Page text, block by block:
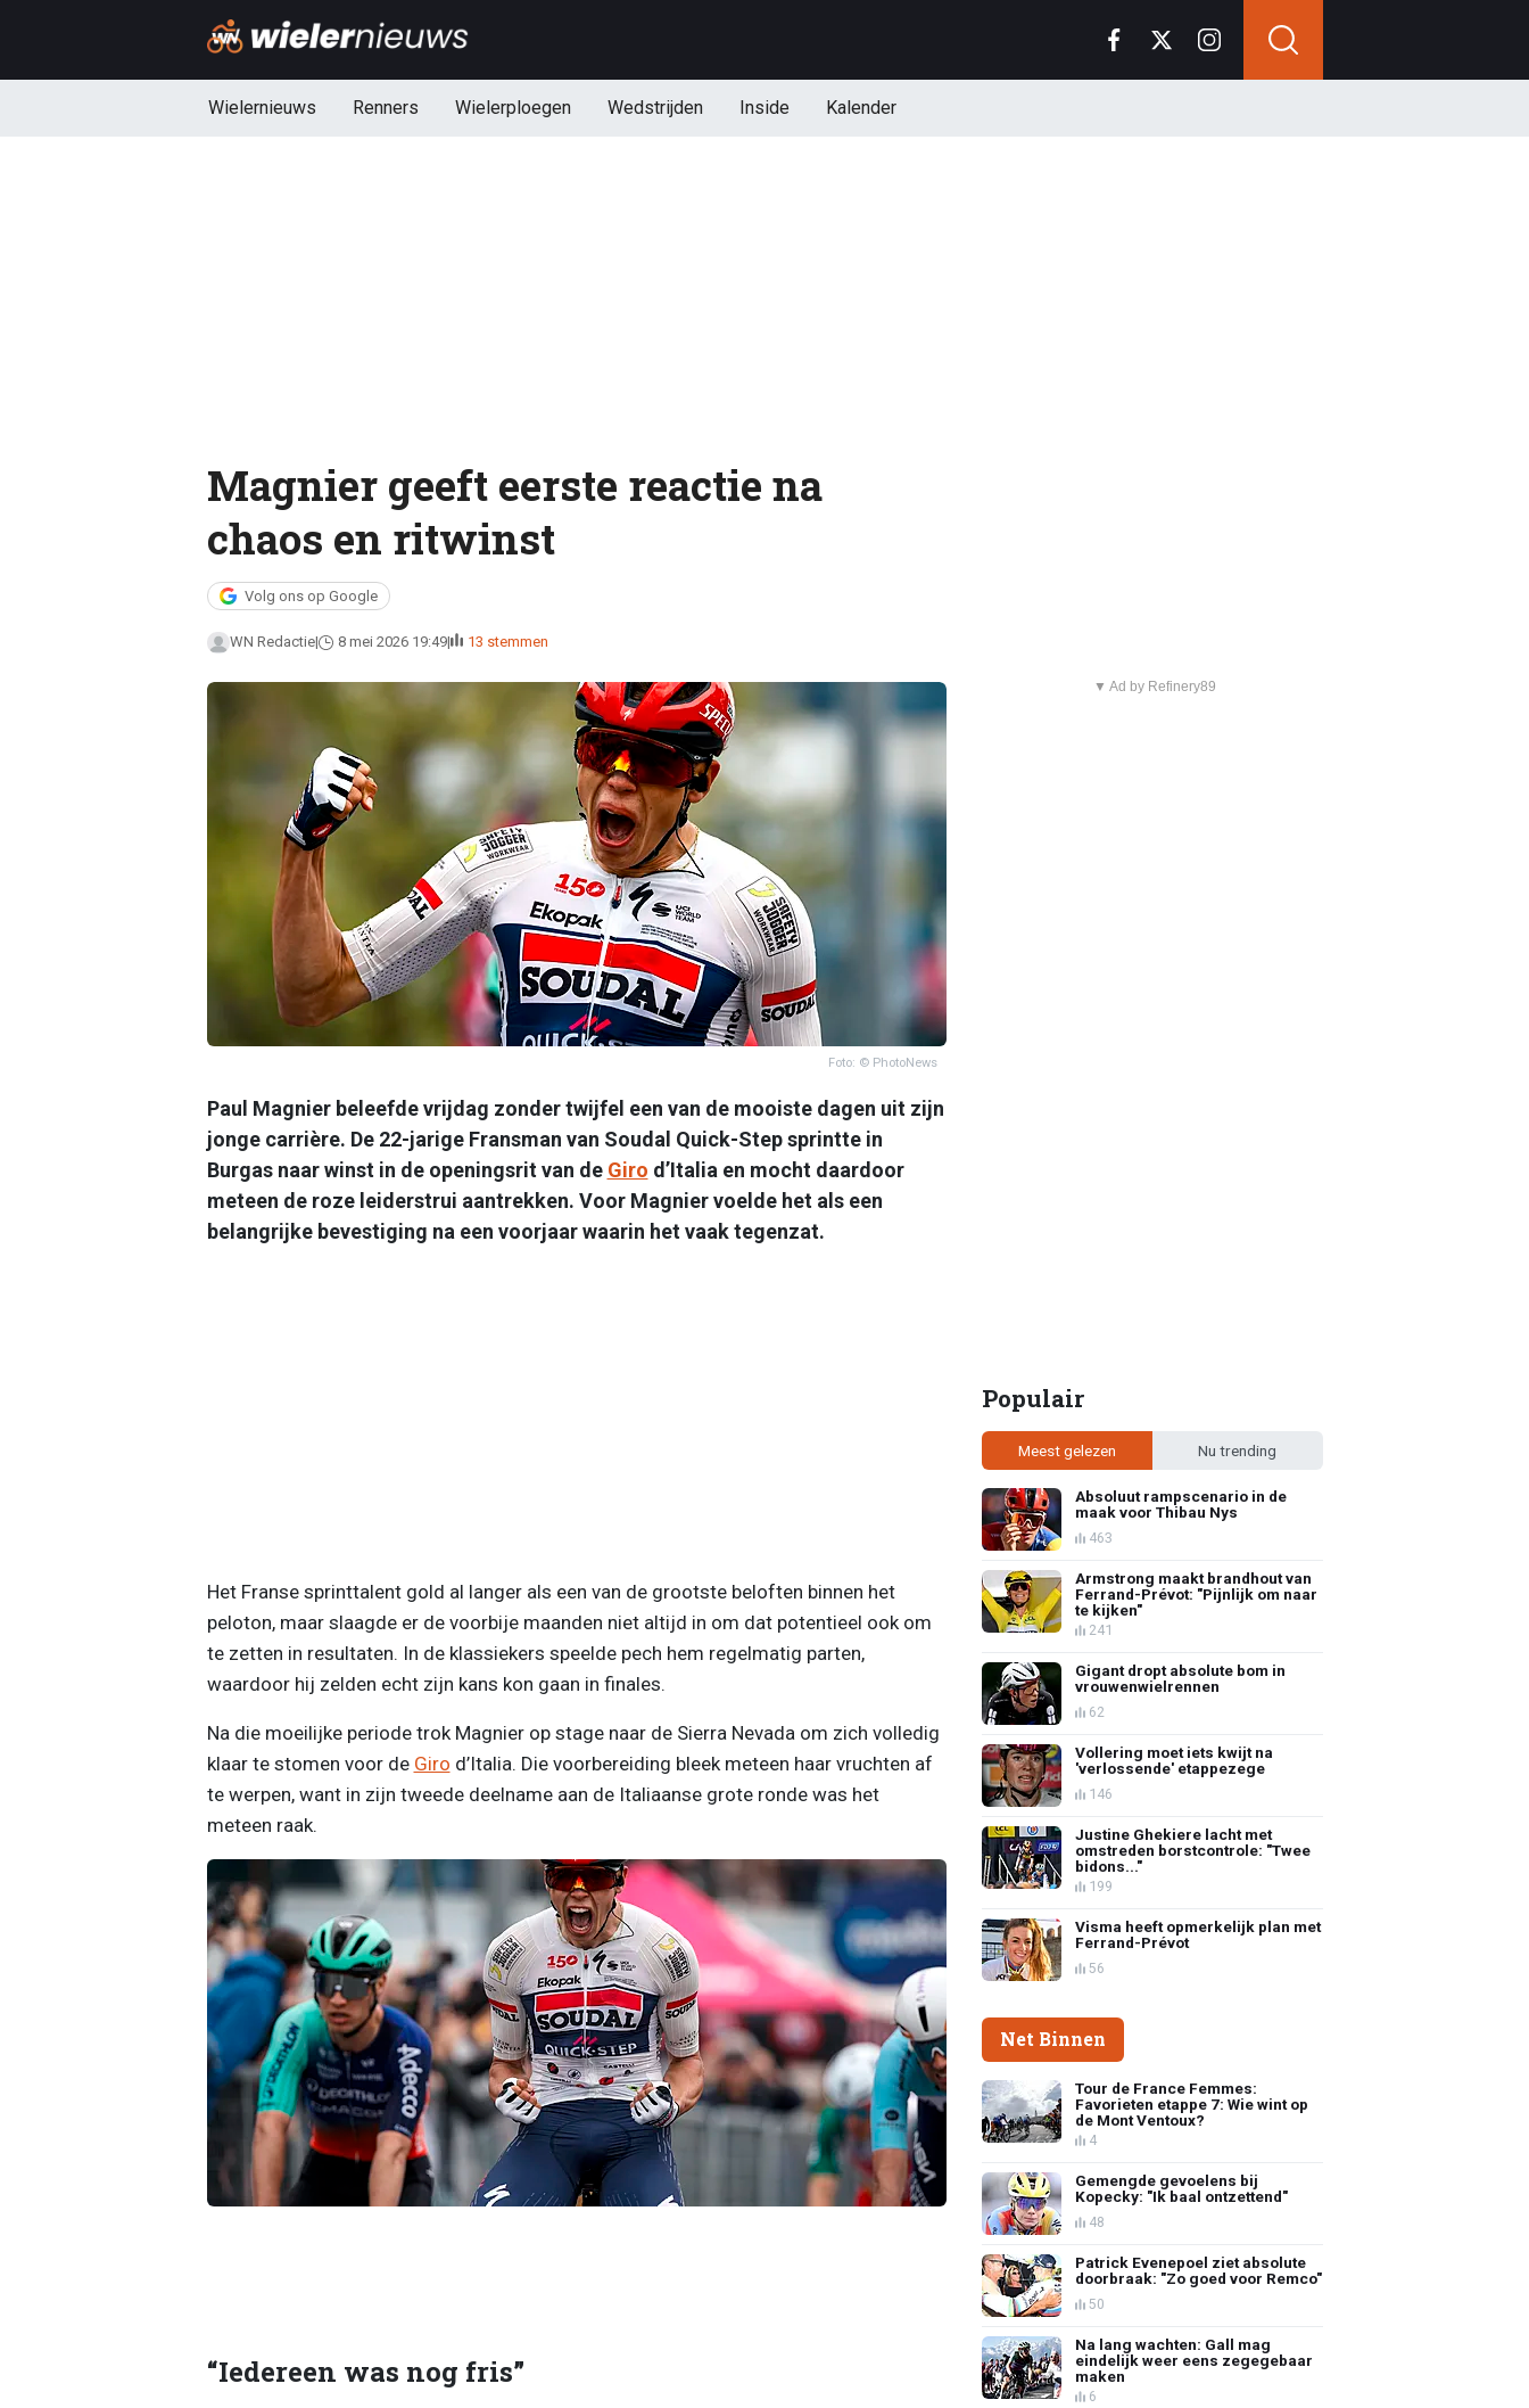
Wielernieuws Renners Wielerploegen Wedstrijden Inside Kalender
Magnier geeft eerste reactie na
chaos en ritwinst
Volg ons op Google
WN Redactie 8 mei 2026 19:49 13 stemmen
Foto: © PhotoNews
Paul Magnier beleefde vrijdag zonder twijfel een van de mooiste dagen uit zijn
jonge carrière. De 22-jarige Fransman van Soudal Quick-Step sprintte in
Burgas naar winst in de openingsrit van de Giro d’Italia en mocht daardoor
meteen de roze leiderstrui aantrekken. Voor Magnier voelde het als een
belangrijke bevestiging na een voorjaar waarin het vaak tegenzat.
Het Franse sprinttalent gold al langer als een van de grootste beloften binnen het
peloton, maar slaagde er de voorbije maanden niet altijd in om dat potentieel ook om
te zetten in resultaten. In de klassiekers speelde pech hem regelmatig parten,
waardoor hij zelden echt zijn kans kon gaan in finales.
Na die moeilijke periode trok Magnier op stage naar de Sierra Nevada om zich volledig
klaar te stomen voor de Giro d’Italia. Die voorbereiding bleek meteen haar vruchten af
te werpen, want in zijn tweede deelname aan de Italiaanse grote ronde was het
meteen raak.
“Iedereen was nog fris”
▼ Ad by Refinery89
Populair
Meest gelezen Nu trending
Absoluut rampscenario in de
maak voor Thibau Nys
463
Armstrong maakt brandhout van
Ferrand-Prévot: "Pijnlijk om naar
te kijken"
241
Gigant dropt absolute bom in
vrouwenwielrennen
62
Vollering moet iets kwijt na
'verlossende' etappezege
146
Justine Ghekiere lacht met
omstreden borstcontrole: "Twee
bidons..."
199
Visma heeft opmerkelijk plan met
Ferrand-Prévot
56
Net Binnen
Tour de France Femmes:
Favorieten etappe 7: Wie wint op
de Mont Ventoux?
4
Gemengde gevoelens bij
Kopecky: "Ik baal ontzettend"
48
Patrick Evenepoel ziet absolute
doorbraak: "Zo goed voor Remco"
50
Na lang wachten: Gall mag
eindelijk weer eens zegegebaar
maken
6